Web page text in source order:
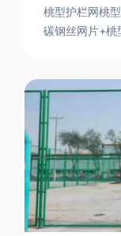
桃型护栏网桃
碳钢丝网片+桃
型，安装方便
17631598285
上，然后将第
然后类推，一
会损坏油漆表